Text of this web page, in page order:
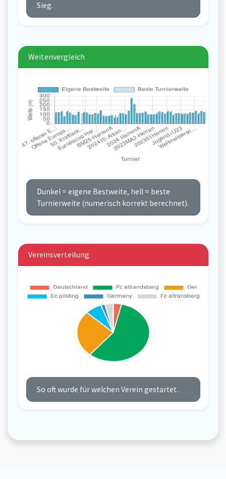
Sieg.
Weitenvergleich
Dunkel = eigene Bestweite, hell = beste
Turnierweite (numerisch korrekt berechnet).
Vereinsverteilung
So oft wurde für welchen Verein gestartet.